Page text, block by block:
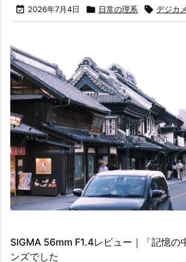
 2026年7月4日  日常の理系  デジカメ
SIGMA 56mm F1.4レビュー｜「記憶の
ンズでした